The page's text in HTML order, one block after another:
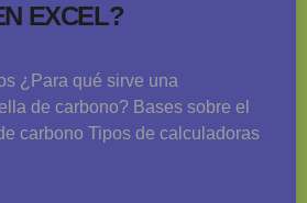
EXCEL?
¿Para qué sirve una
de carbono? Bases sobre el
carbono Tipos de calculadoras